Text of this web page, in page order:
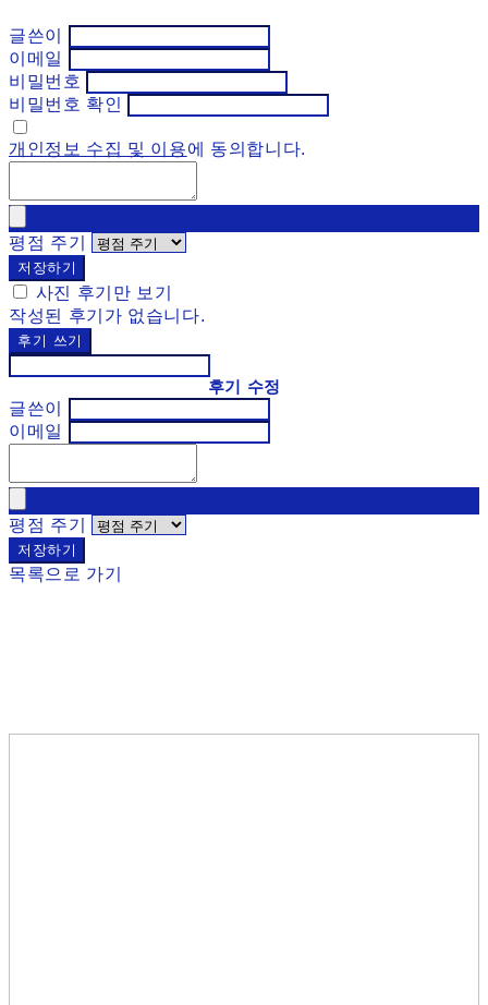
글쓴이
이메일
비밀번호
비밀번호 확인
개인정보 수집 및 이용에 동의합니다.
평점 주기
저장하기
사진 후기만 보기
작성된 후기가 없습니다.
후기 쓰기
후기 수정
글쓴이
이메일
평점 주기
저장하기
목록으로 가기